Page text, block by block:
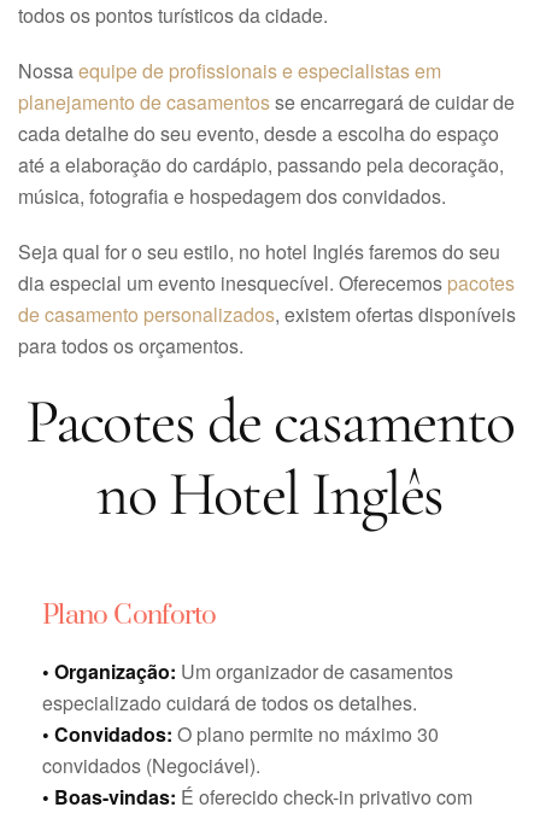
todos os pontos turísticos da cidade.
Nossaequipe de profissionais e especialistas em
planejamento de casamentosse encarregará de cuidar de
cada detalhe do seu evento, desde a escolha do espaço
até a elaboração do cardápio, passando pela decoração,
música, fotografia e hospedagem dos convidados.
Seja qual for o seu estilo, no hotel Inglés faremos do seu
dia especial um evento inesquecível. Oferecemos pacotes
de casamento personalizados, existem ofertas disponíveis
para todos os orçamentos.
Pacotes de casamento
no Hotel Inglês
Plano Conforto
• Organização: Um organizador de casamentos
especializado cuidará de todos os detalhes.
• Convidados: O plano permite no máximo 30
convidados (Negociável).
• Boas-vindas: É oferecido check-in privativo com